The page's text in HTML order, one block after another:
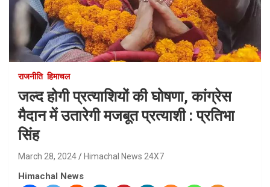
राजनीति हिमाचल
जल्द होगी प्रत्याशियों की घोषणा, कांग्रेस
मैदान में उतारेगी मजबूत प्रत्याशी : प्रतिभा
सिंह
March 28, 2024 Himachal News 24X7
Himachal News